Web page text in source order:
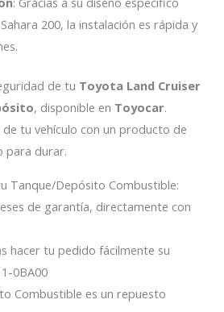
200, la instalación es rápida y
de tu Toyota Land Cruiser
, disponible en Toyocar.
tu vehículo con un producto de
para durar.
Tanque/Depósito Combustible:
de garantía, directamente con
hacer tu pedido fácilmente su
0BA00
Combustible es un repuesto